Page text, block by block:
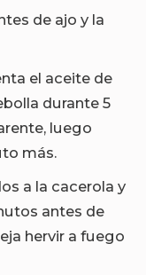
de ajo y la
el aceite de
durante 5
luego
más.
a la cacerola y
antes de
hervir a fuego